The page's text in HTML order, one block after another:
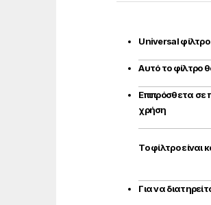
Universal
Αυτό το φίλτρο
Επιπρόσθετα σε
χρήση
Το φίλτρο είναι
Για να